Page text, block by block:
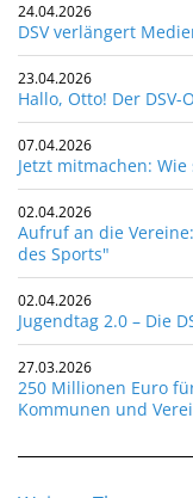
24.04.2026
DSV verlängert
23.04.2026
Hallo, Otto! Der
07.04.2026
Jetzt mitmachen:
02.04.2026
Aufruf an die
des Sports"
02.04.2026
Jugendtag 2.0 – Die
27.03.2026
250 Millionen Euro
Kommunen und